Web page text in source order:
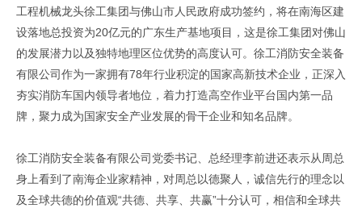
工程机械龙头徐工集团与佛山市人民政府成功签约，将在南海区建
设落地总投资为20亿元的广东生产基地项目，这是徐工集团对佛山
的发展潜力以及独特地理区位优势的高度认可。徐工消防安全装备
有限公司作为一家拥有78年行业积淀的国家高新技术企业，正深入
夯实消防车国内领导者地位，着力打造高空作业平台国内第一品
牌，聚力成为国家安全产业发展的骨干企业和知名品牌。
徐工消防安全装备有限公司党委书记、总经理李前进还表示从周总
身上看到了南海企业家精神，对周总以德聚人，诚信先行的理念以
及全球共德的价值观“共德、共享、共赢”十分认可，相信和全球共